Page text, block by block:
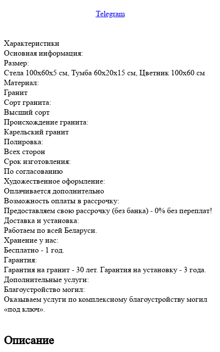
Telegram
Характеристики
Основная информация:
Размер:
Стела 100х60х5 см, Тумба 60х20х15 см, Цветник 100х60 см
Материал:
Гранит
Сорт гранита:
Высший сорт
Происхождение гранита:
Карельский гранит
Полировка:
Всех сторон
Срок изготовления:
По согласованию
Художественное оформление:
Оплачивается дополнительно
Возможность оплаты в рассрочку:
Предоставляем свою рассрочку (без банка) - 0% без переплат!
Доставка и установка:
Работаем по всей Беларуси.
Хранение у нас:
Бесплатно - 1 год.
Гарантия:
Гарантия на гранит - 30 лет. Гарантия на установку - 3 года.
Дополнительные услуги:
Благоустройство могил:
Оказываем услуги по комплексному благоустройству могил
«под ключ».
Описание